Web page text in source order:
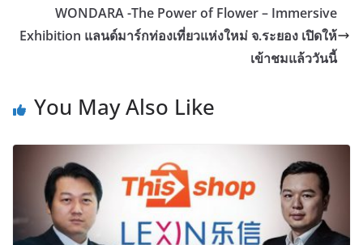
WONDARA -The Power of Flower – Immersive
Exhibition แลนด์มาร์กท่องเที่ยวแห่งใหม่ จ.ระยอง เปิดให้
เข้าชมแล้ววันนี้
You May Also Like